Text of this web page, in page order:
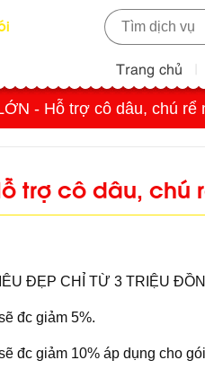
Trang chủ
- Hỗ trợ cô dâu, chú rể
trợ cô dâu, chú
ĐẸP CHỈ TỪ 3 TRIỆU
đc giảm 5%.
đc giảm 10% áp dụng cho